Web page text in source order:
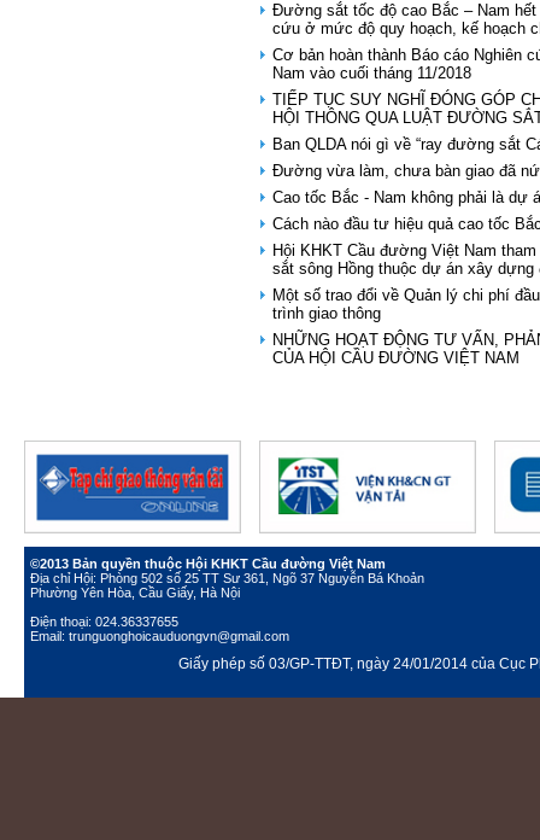
Đường sắt tốc độ cao Bắc – Nam
cứu ở mức độ quy hoạch, kế hoạch
Cơ bản hoàn thành Báo cáo Nghiên
Nam vào cuối tháng 11/2018
TIẾP TỤC SUY NGHĨ ĐÓNG GÓP
HỘI THÔNG QUA LUẬT ĐƯỜNG
Ban QLDA nói gì về “ray đường sắt
Đường vừa làm, chưa bàn giao đã
Cao tốc Bắc - Nam không phải là dự
Cách nào đầu tư hiệu quả cao tốc
Hội KHKT Cầu đường Việt Nam
sắt sông Hồng thuộc dự án xây
Một số trao đổi về Quản lý chi phí
trình giao thông
NHỮNG HOẠT ĐỘNG TƯ VẤN,
CỦA HỘI CẦU ĐƯỜNG VIỆT NAM
©2013 Bản quyền thuộc Hội KHKT Cầu đường Việt Nam
Địa chỉ Hội: Phòng 502 số 25 TT Sư 361, Ngõ 37 Nguyễn Bá Khoản
Phường Yên Hòa, Cầu Giấy, Hà Nội
Điện thoại: 024.36337655
Email: trunguonghoicauduongvn@gmail.com
Giấy phép số 03/GP-TTĐT, ngày 24/01/2014 của Cục